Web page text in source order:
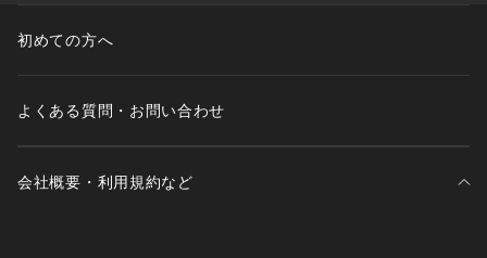
初めての方へ
よくある質問・お問い合わせ
会社概要・利用規約など